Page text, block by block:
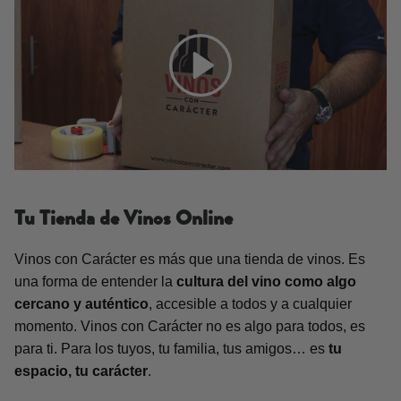
Tu Tienda de Vinos Online
Vinos con Carácter es más que una tienda de vinos. Es
una forma de entender la cultura del vino como algo
cercano y auténtico, accesible a todos y a cualquier
momento. Vinos con Carácter no es algo para todos, es
para ti. Para los tuyos, tu familia, tus amigos… es tu
espacio, tu carácter.